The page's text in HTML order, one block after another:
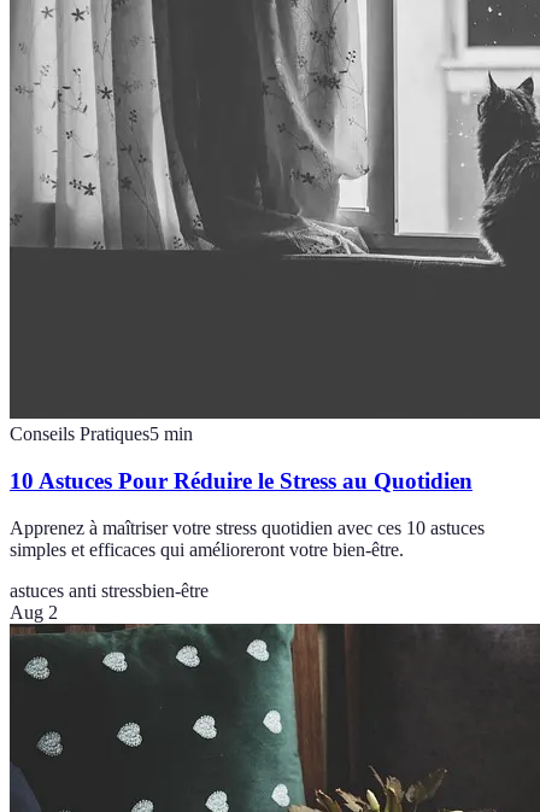
Conseils Pratiques5 min
10 Astuces Pour Réduire le Stress au Quotidien
Apprenez à maîtriser votre stress quotidien avec ces 10 astuces
simples et efficaces qui amélioreront votre bien-être.
astuces anti stressbien-être
Aug 2